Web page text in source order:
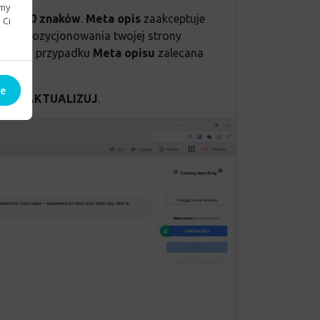
200 znaków. Meta opis zaakceptuje
pozycjonowania twojej strony
. W przypadku Meta opisu zalecana
ZAKTUALIZUJ.